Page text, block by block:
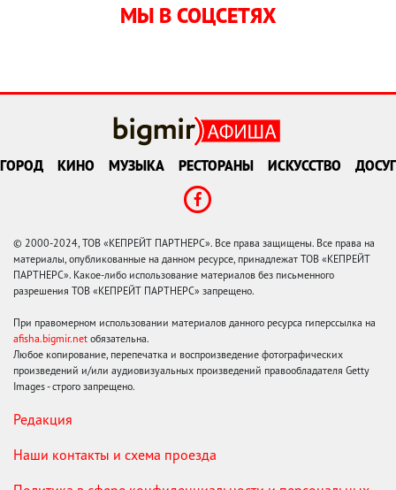
МЫ В СОЦСЕТЯХ
ГОРОД КИНО МУЗЫКА РЕСТОРАНЫ ИСКУССТВО ДОСУГ
© 2000-2024, ТОВ «КЕПРЕЙТ ПАРТНЕРС». Все права защищены. Все права на
материалы, опубликованные на данном ресурсе, принадлежат ТОВ «КЕПРЕЙТ
ПАРТНЕРС». Какое-либо использование материалов без письменного
разрешения ТОВ «КЕПРЕЙТ ПАРТНЕРС» запрещено.
При правомерном использовании материалов данного ресурса гиперссылка на
afisha.bigmir.net обязательна.
Любое копирование, перепечатка и воспроизведение фотографических
произведений и/или аудиовизуальных произведений правообладателя Getty
Images - строго запрещено.
Редакция
Наши контакты и схема проезда